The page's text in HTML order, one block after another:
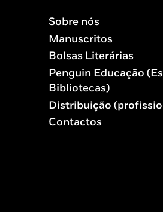
Sobre nós
Manuscritos
Bolsas Literárias
Penguin Educação
Bibliotecas)
Distribuição
Contactos